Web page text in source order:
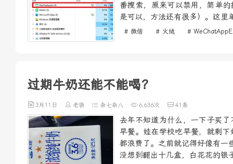
番搜索，原来可以禁用，简单
是可以，方法还有很多）。这
# 微信 # 火绒 #
过期牛奶还能不能喝？
3月11日 老狼 杂七杂八 6,636次 41条
去年不知道为什么，一下子买
早餐。娃在学校吃早餐，就剩
都浪费了。之前就记得好像有一
没想到翻出十几盒，白花花的